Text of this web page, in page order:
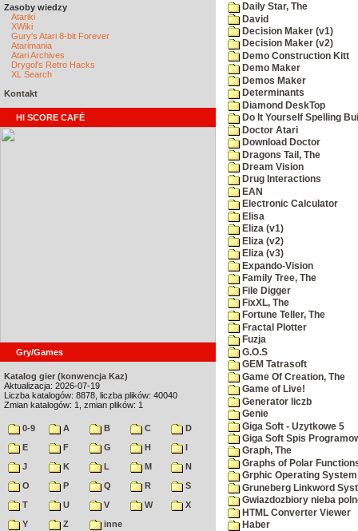
Zasoby wiedzy
Atariki
XWiki
Gury's Atari 8-bit Forever
Atarimania
Atari Archives
Drygol's Retro Hacks
XL Search
Kontakt
HI SCORE CAFÉ
Gry/Games
Katalog gier (konwencja Kaz)
Aktualizacja: 2026-07-19
Liczba katalogów: 8878, liczba plików: 40040
Zmian katalogów: 1, zmian plików: 1
0-9 A B C
D
E
F G H
I
J
K L M
N
O
P Q R
S
T
U V W
X
Y
Z
inne
Daily Star, The
David
Decision Maker (v1)
Decision Maker (v2)
Demo Construction Kitt
Demo Maker
Demos Maker
Determinants
Diamond DeskTop
Do It Yourself Spelling
Doctor Atari
Download Doctor
Dragons Tail, The
Dream Vision
Drug Interactions
EAN
Electronic Calculator
Elisa
Eliza (v1)
Eliza (v2)
Eliza (v3)
Expando-Vision
Family Tree, The
File Digger
FixXL, The
Fortune Teller, The
Fractal Plotter
Fuzja
G.O.S
GEM Tatrasoft
Game Of Creation, The
Game of Live!
Generator liczb
Genie
Giga Soft - Uzytkowe 5
Giga Soft Spis
Graph, The
Graphs of Polar
Grphic Operating System
Gruneberg Linkword
Gwiazdozbiory nieba
HTML Converter Viewer
Haber